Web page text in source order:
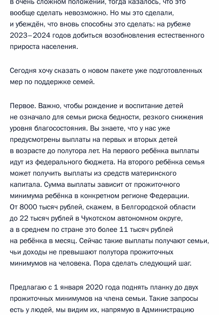
вообще сделать невозможно. Но мы это сделали,
и убеждён, что вновь способны это сделать: на рубеже
2023–2024 годов добиться возобновления естественного
прироста населения.
Сегодня хочу сказать о новом пакете уже подготовленных
мер по поддержке семей.
Первое. Важно, чтобы рождение и воспитание детей
не означало для семьи риска бедности, резкого снижения
уровня благосостояния. Вы знаете, что у нас уже
предусмотрены выплаты на первых и вторых детей
в возрасте до полутора лет. На первого ребёнка выплаты
идут из федерального бюджета. На второго ребёнка семья
может получить выплаты из средств материнского
капитала. Сумма выплаты зависит от прожиточного
минимума ребёнка в конкретном регионе Федерации.
От 8000 тысяч рублей, скажем, в Белгородской области
до 22 тысяч рублей в Чукотском автономном округе,
а в среднем по стране это более 11 тысяч рублей
на ребёнка в месяц. Сейчас такие выплаты получают семьи,
чьи доходы не превышают полутора прожиточных
минимумов на человека. Пора сделать следующий шаг.
Предлагаю с 1 января 2020 года поднять планку до двух
прожиточных минимумов на члена семьи. Такие запросы
есть у людей, мы видим их, напрямую в Администрацию